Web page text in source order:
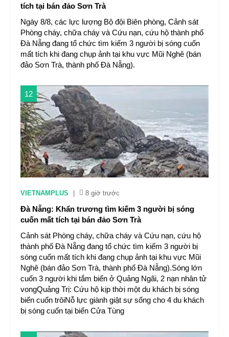
tích tại bán đảo Sơn Trà
Ngày 8/8, các lực lượng Bộ đội Biên phòng, Cảnh sát
Phòng cháy, chữa cháy và Cứu nạn, cứu hộ thành phố
Đà Nẵng đang tổ chức tìm kiếm 3 người bị sóng cuốn
mất tích khi đang chụp ảnh tại khu vực Mũi Nghê (bán
đảo Sơn Trà, thành phố Đà Nẵng).
12
VIETNAMPLUS 8 giờ trước
Đà Nẵng: Khẩn trương tìm kiếm 3 người bị sóng
cuốn mất tích tại bán đảo Sơn Trà
Cảnh sát Phòng cháy, chữa cháy và Cứu nạn, cứu hộ
thành phố Đà Nẵng đang tổ chức tìm kiếm 3 người bị
sóng cuốn mất tích khi đang chụp ảnh tại khu vực Mũi
Nghê (bán đảo Sơn Trà, thành phố Đà Nẵng).Sóng lớn
cuốn 3 người khi tắm biển ở Quảng Ngãi, 2 nạn nhân tử
vongQuảng Trị: Cứu hộ kịp thời một du khách bị sóng
biển cuốn trôiNỗ lực giành giật sự sống cho 4 du khách
bị sóng cuốn tại biển Cửa Tùng